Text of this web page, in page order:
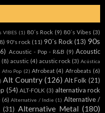
VIBES (1) 80´s Rock (9) 80´s Vibes (3)
90's rock (11) 90´s Rock (13) 90s
Acoustic - Pop - R&B (9) Acoustic
(8) acustic (4) acustic rock (3) Acústica
Afro Pop (2) Afrobeat (4) Afrobeats (6)
Alt Country (126) Alt Folk (21)
(54) ALT-FOLK (3) alternativa rock
(6) Alternative / Indie (1) Alternative /
(31) Alternative Metal (180)